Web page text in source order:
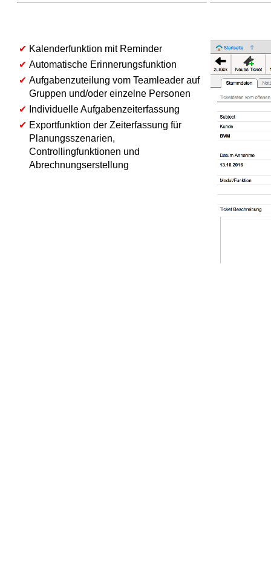
✔ Kalenderfunktion mit Reminder
✔ Automatische Erinnerungsfunktion
✔ Aufgabenzuteilung vom Teamleader auf
Gruppen und/oder einzelne Personen
✔ Individuelle Aufgabenzeiterfassung
✔ Exportfunktion der Zeiterfassung für
Planungsszenarien,
Controllingfunktionen und
Abrechnungserstellung